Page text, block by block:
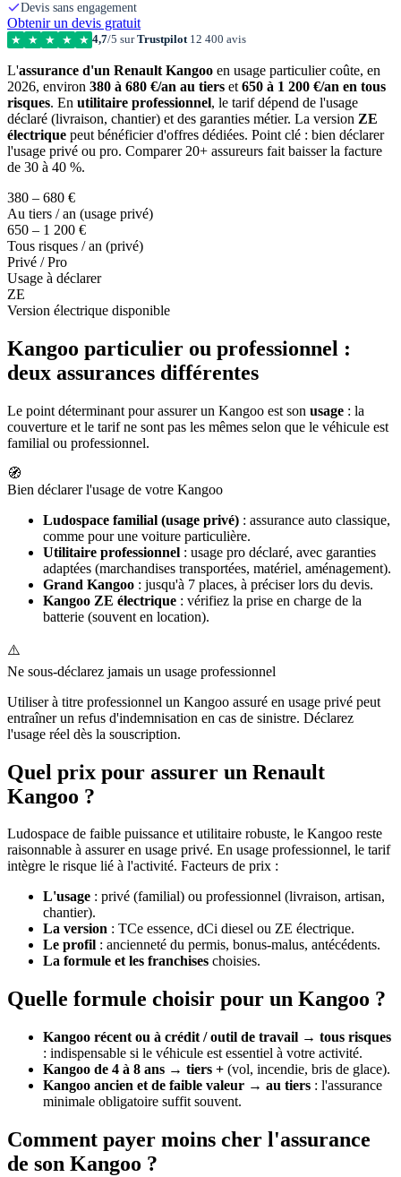
Devis sans engagement
Obtenir un devis gratuit
★ ★ ★ ★ ★ 4,7/5 surTrustpilot12 400 avis
L'assurance d'un Renault Kangoo en usage particulier coûte, en
2026, environ 380 à 680 €/an au tiers et 650 à 1 200 €/an en tous
risques. En utilitaire professionnel, le tarif dépend de l'usage
déclaré (livraison, chantier) et des garanties métier. La version ZE
électrique peut bénéficier d'offres dédiées. Point clé : bien déclarer
l'usage privé ou pro. Comparer 20+ assureurs fait baisser la facture
de 30 à 40 %.
380 – 680 €
Au tiers / an (usage privé)
650 – 1 200 €
Tous risques / an (privé)
Privé / Pro
Usage à déclarer
ZE
Version électrique disponible
Kangoo particulier ou professionnel :
deux assurances différentes
Le point déterminant pour assurer un Kangoo est son usage : la
couverture et le tarif ne sont pas les mêmes selon que le véhicule est
familial ou professionnel.
🧭
Bien déclarer l'usage de votre Kangoo
Ludospace familial (usage privé) : assurance auto classique,
comme pour une voiture particulière.
Utilitaire professionnel : usage pro déclaré, avec garanties
adaptées (marchandises transportées, matériel, aménagement).
Grand Kangoo : jusqu'à 7 places, à préciser lors du devis.
Kangoo ZE électrique : vérifiez la prise en charge de la
batterie (souvent en location).
⚠️
Ne sous-déclarez jamais un usage professionnel
Utiliser à titre professionnel un Kangoo assuré en usage privé peut
entraîner un refus d'indemnisation en cas de sinistre. Déclarez
l'usage réel dès la souscription.
Quel prix pour assurer un Renault
Kangoo ?
Ludospace de faible puissance et utilitaire robuste, le Kangoo reste
raisonnable à assurer en usage privé. En usage professionnel, le tarif
intègre le risque lié à l'activité. Facteurs de prix :
L'usage : privé (familial) ou professionnel (livraison, artisan,
chantier).
La version : TCe essence, dCi diesel ou ZE électrique.
Le profil : ancienneté du permis, bonus-malus, antécédents.
La formule et les franchises choisies.
Quelle formule choisir pour un Kangoo ?
Kangoo récent ou à crédit / outil de travail → tous risques
: indispensable si le véhicule est essentiel à votre activité.
Kangoo de 4 à 8 ans → tiers + (vol, incendie, bris de glace).
Kangoo ancien et de faible valeur → au tiers : l'assurance
minimale obligatoire suffit souvent.
Comment payer moins cher l'assurance
de son Kangoo ?